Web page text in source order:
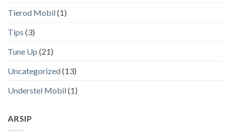
Tierod Mobil(1)
Tips (3)
Tune Up (21)
Uncategorized(13)
Understel Mobil(1)
ARSIP